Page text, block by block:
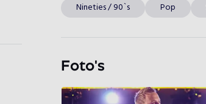
Nineties / 90`s
Pop
Foto's